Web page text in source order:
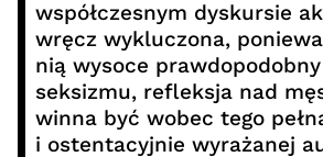
współczesnym dyskursie
wręcz wykluczona,
nią wysoce
seksizmu, refleksja nad
winna być wobec tego
i ostentacyjnie wyrażanej